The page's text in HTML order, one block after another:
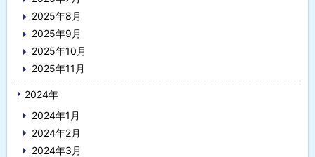
2025年8月
2025年9月
2025年10月
2025年11月
2024年
2024年1月
2024年2月
2024年3月